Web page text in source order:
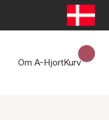
Om A-HjortKurv